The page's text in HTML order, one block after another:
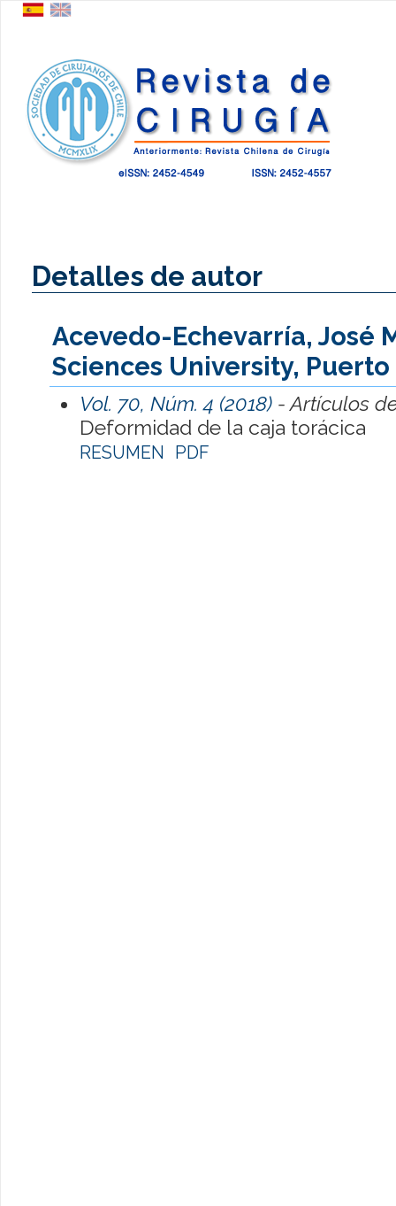
Detalles de autor
Acevedo-Echevarría, José
Sciences University, Puerto
Vol. 70, Núm. 4 (2018)- Artículos
Deformidad de la caja torácica
RESUMEN PDF